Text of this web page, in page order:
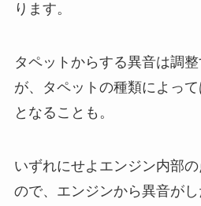
ります。
タペットからする異音は調
が、タペットの種類によっ
となることも。
いずれにせよエンジン内部
ので、エンジンから異音が